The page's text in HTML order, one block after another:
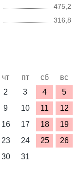
475,2
316,8
чт пт сб
вс
2 3 4
5
9 10 11
12
16 17 18
19
23 24 25
26
30 31